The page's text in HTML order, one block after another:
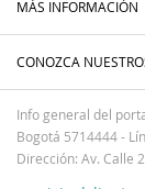
MÁS INFORMACIÓN
CONOZCA
Info general del
Bogotá 5714444 -
Dirección: Av. Calle